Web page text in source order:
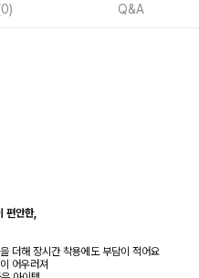
0) Q&A
편안한,
더해 장시간 착용에도 부담이 적어요
어우러져